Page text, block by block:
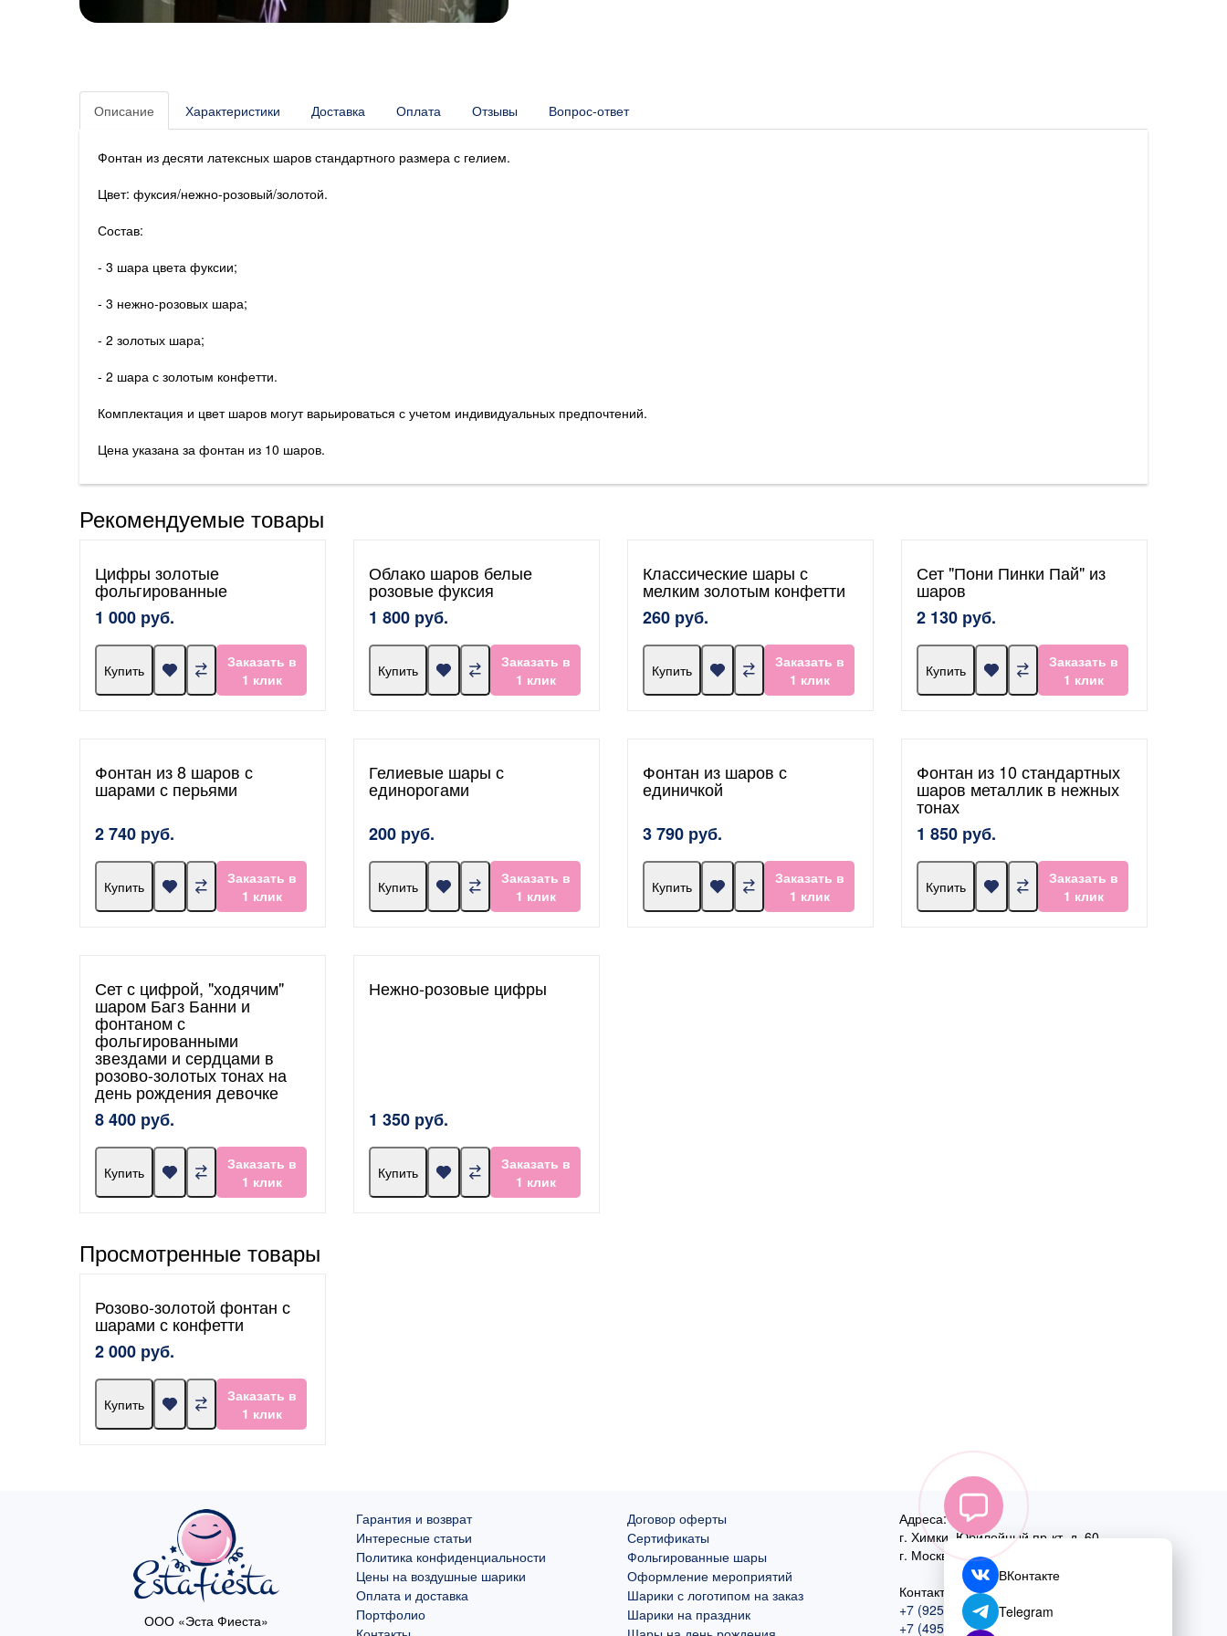
Описание Характеристики Доставка Оплата Отзывы Вопрос-ответ
Фонтан из десяти латексных шаров стандартного размера с гелием.
Цвет: фуксия/нежно-розовый/золотой.
Состав:
- 3 шара цвета фуксии;
- 3 нежно-розовых шара;
- 2 золотых шара;
- 2 шара с золотым конфетти.
Комплектация и цвет шаров могут варьироваться с учетом индивидуальных предпочтений.
Цена указана за фонтан из 10 шаров.
Рекомендуемые товары
Цифры золотые
фольгированные
1 000 руб.
Купить
Заказать в
1 клик
Облако шаров белые
розовые фуксия
1 800 руб.
Купить
Заказать в
1 клик
Классические шары с
мелким золотым конфетти
260 руб.
Купить
Заказать в
1 клик
Сет "Пони Пинки Пай" из
шаров
2 130 руб.
Купить
Заказать в
1 клик
Фонтан из 8 шаров с
шарами с перьями
2 740 руб.
Купить
Заказать в
1 клик
Гелиевые шары с
единорогами
200 руб.
Купить
Заказать в
1 клик
Фонтан из шаров с
единичкой
3 790 руб.
Купить
Заказать в
1 клик
Фонтан из 10 стандартных
шаров металлик в нежных
тонах
1 850 руб.
Купить
Заказать в
1 клик
Сет с цифрой, "ходячим"
шаром Багз Банни и
фонтаном с
фольгированными
звездами и сердцами в
розово-золотых тонах на
день рождения девочке
8 400 руб.
Купить
Заказать в
1 клик
Нежно-розовые цифры
1 350 руб.
Купить
Заказать в
1 клик
Просмотренные товары
Розово-золотой фонтан с
шарами с конфетти
2 000 руб.
Купить
Заказать в
1 клик
ООО «Эста Фиеста»
Гарантия и возврат
Интересные статьи
Политика конфиденциальности
Цены на воздушные шарики
Оплата и доставка
Портфолио
Договор оферты
Сертификаты
Фольгированные шары
Оформление мероприятий
Шарики с логотипом на заказ
Шарики на праздник
Адреса:
г. Химки, Юбилейный пр-кт, д. 60
г. Москва,ул. Перовская, д. 59
Контактный номер:
+7 (925) 585-74-27
+7 (495) 970-44-75
ВКонтакте
Telegram